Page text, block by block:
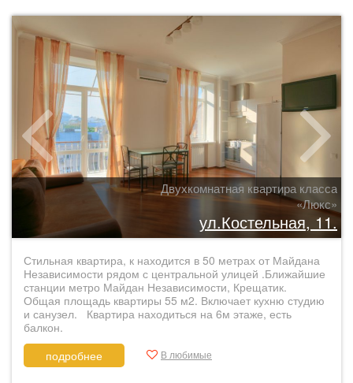
Двухкомнатная квартира класса
«Люкс»
ул.Костельная, 11.
Стильная квартира, к находится в 50 метрах от Майдана
Независимости рядом с центральной улицей .Ближайшие
станции метро Майдан Независимости, Крещатик.
Общая площадь квартиры 55 м2. Включает кухню студию
и санузел. Квартира находиться на 6м этаже, есть
балкон.
подробнее
В любимые